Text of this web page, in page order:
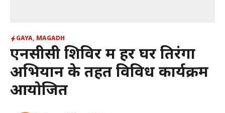
GAYA, MAGADH
एनसीसी शिविर में हर घर तिरंगा
अभियान के तहत विविध कार्यक्रम
आयोजित